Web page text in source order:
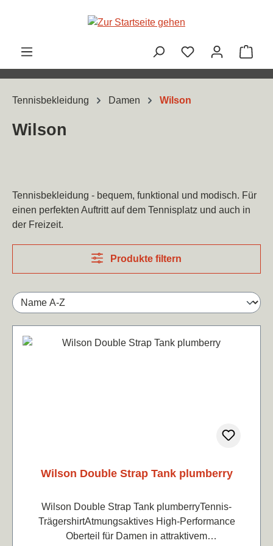
Zum Hauptinhalt springen
Tennisbekleidung Damen Wilson
Wilson
Tennisbekleidung - bequem, funktional und modisch. Für
einen perfekten Auftritt auf dem Tennisplatz und auch in
der Freizeit.
Produkte filtern
Wilson Double Strap Tank plumberry
Wilson Double Strap Tank plumberryTennis-
TrägershirtAtmungsaktives High-Performance
Oberteil für Damen in attraktivem